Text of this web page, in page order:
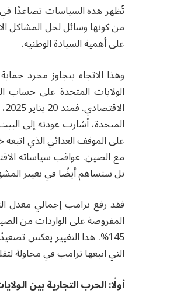
تُظهر هذه السياسات تصاعدًا في
من كونها وسائل لحل المشاكل
على أهمية السيادة الوطنية.
وهذا الاتجاه يتجاوز مجرد
الولايات المتحدة على حساب
المتحدة، أشارت عودته إلى
على الموقف العدائي الذي اتبعه
مع الصين. عواقب سياساته
بل ستساهم أيضًا في تغيير
145%. هذا التغيير يعكس
التي اتبعها ترامب في محاولة
أولًا: الحرب التجارية بين